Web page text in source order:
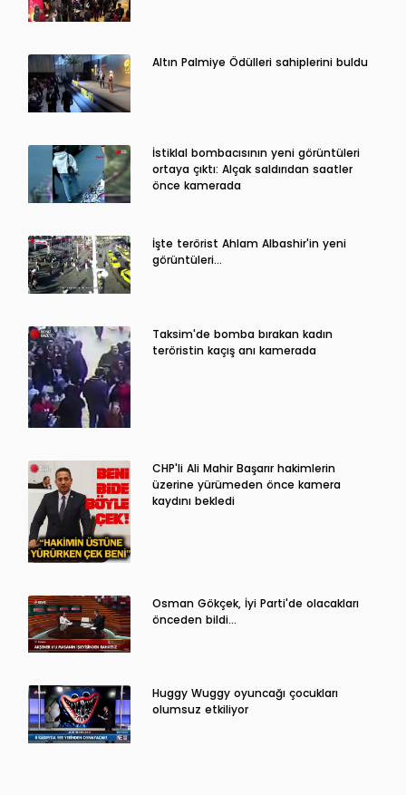
Altın Palmiye Ödülleri sahiplerini buldu
İstiklal bombacısının yeni görüntüleri
ortaya çıktı: Alçak saldırıdan saatler
önce kamerada
İşte terörist Ahlam Albashir'in yeni
görüntüleri…
Taksim'de bomba bırakan kadın
teröristin kaçış anı kamerada
CHP'li Ali Mahir Başarır hakimlerin
üzerine yürümeden önce kamera
kaydını bekledi
Osman Gökçek, İyi Parti'de olacakları
önceden bildi...
Huggy Wuggy oyuncağı çocukları
olumsuz etkiliyor